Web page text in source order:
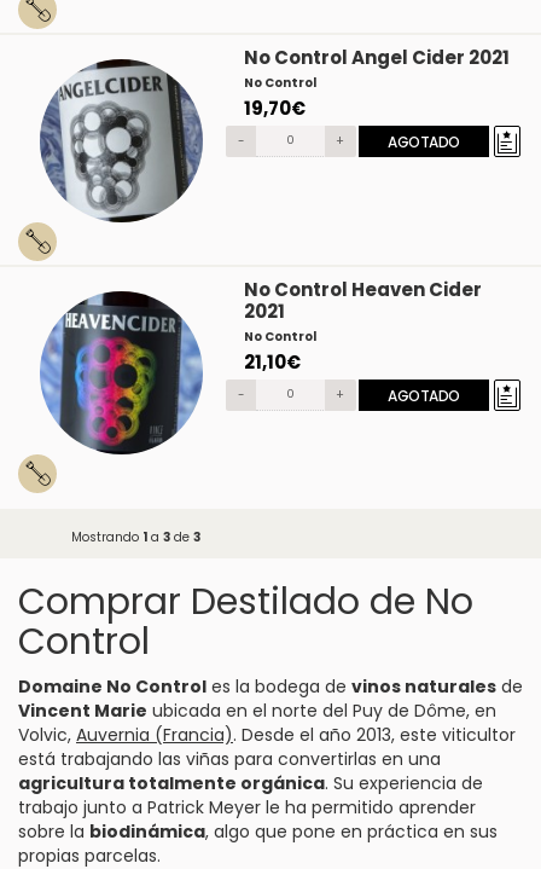
No Control Angel Cider 2021
No Control
19,70€
- + AGOTADO
No Control Heaven Cider
2021
No Control
21,10€
- + AGOTADO
Mostrando 1a 3de 3
Comprar Destilado de No
Control
Domaine No Control es la bodega de vinos naturales de
Vincent Marie ubicada en el norte del Puy de Dôme, en
Volvic, Auvernia (Francia). Desde el año 2013, este viticultor
está trabajando las viñas para convertirlas en una
agricultura totalmente orgánica. Su experiencia de
trabajo junto a Patrick Meyer le ha permitido aprender
sobre la biodinámica, algo que pone en práctica en sus
propias parcelas.